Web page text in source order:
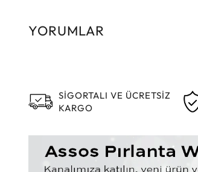
YORUMLAR
SİGORTALI VE ÜCRETSİZ
KARGO